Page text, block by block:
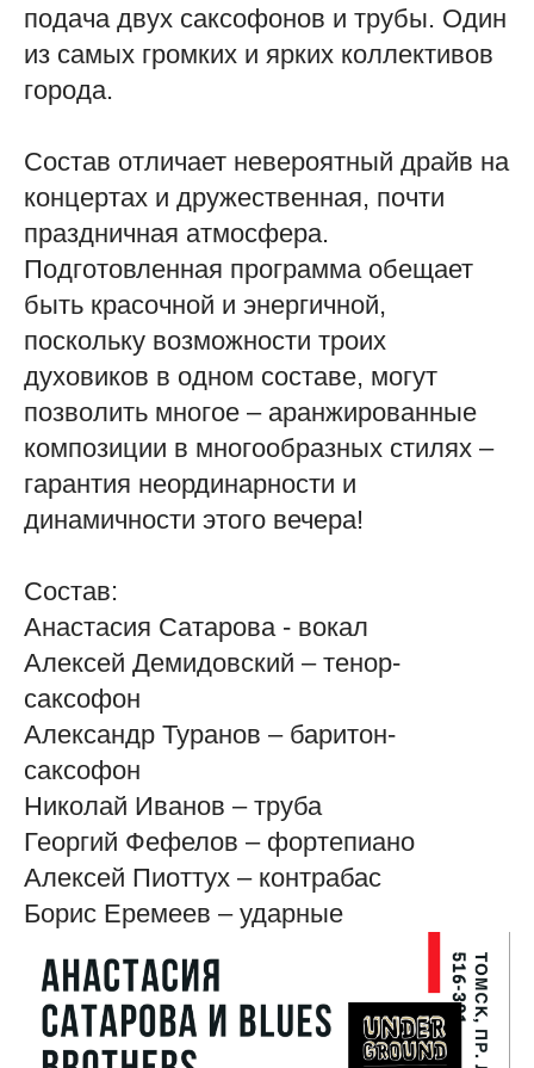
подача двух саксофонов и трубы. Один
из самых громких и ярких коллективов
города.
Состав отличает невероятный драйв на
концертах и дружественная, почти
праздничная атмосфера.
Подготовленная программа обещает
быть красочной и энергичной,
поскольку возможности троих
духовиков в одном составе, могут
позволить многое – аранжированные
композиции в многообразных стилях –
гарантия неординарности и
динамичности этого вечера!
Состав:
Анастасия Сатарова - вокал
Алексей Демидовский – тенор-
саксофон
Александр Туранов – баритон-
саксофон
Николай Иванов – труба
Георгий Фефелов – фортепиано
Алексей Пиоттух – контрабас
Борис Еремеев – ударные